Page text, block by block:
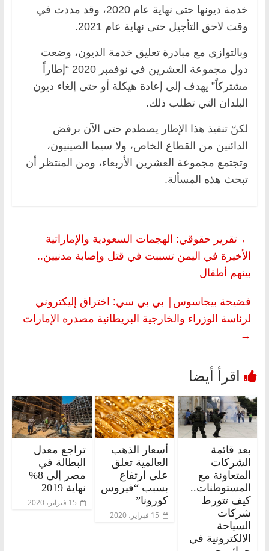
خدمة ديونها حتى نهاية عام 2020، وقد مددت في
وقت لاحق التأجيل حتى نهاية عام 2021.
وبالتوازي مع مبادرة تعليق خدمة الديون، وضعت
دول مجموعة العشرين في نوفمبر 2020 “إطاراً
مشتركاً” يهدف إلى إعادة هيكلة أو حتى إلغاء ديون
البلدان التي تطلب ذلك.
لكنّ تنفيذ هذا الإطار يصطدم حتى الآن برفض
الدائنين من القطاع الخاص، ولا سيما الصينيون،
وتجتمع مجموعة العشرين الأربعاء، ومن المنتظر أن
تبحث هذه المسألة.
← تقرير حقوقي: الهجمات السعودية والإماراتية
الأخيرة في اليمن تسببت في قتل وإصابة مدنيين..
بينهم أطفال
فضيحة بيجاسوس| بي بي سي: اختراق إليكتروني
لرئاسة الوزراء والخارجية البريطانية مصدره الإمارات
→
بعد قائمة
الشركات
المتعاونة مع
المستوطنات..
كيف تتورط
شركات
السياحة
الالكترونية في
أسعار الذهب
العالمية تغلق
على ارتفاع
بسبب “فيروس
كورونا”
15 فبراير، 2020
تراجع معدل
البطالة في
مصر إلى 8%
نهاية 2019
15 فبراير، 2020